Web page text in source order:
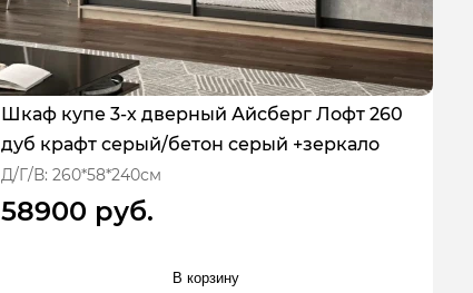
Шкаф купе 3-х дверный Айсберг Лофт 260
дуб крафт серый/бетон серый +зеркало
Д/Г/В: 260*58*240см
58900 руб.
В корзину